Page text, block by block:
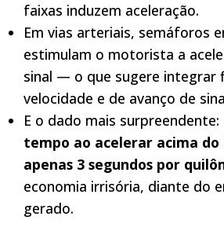
faixas induzem aceleração.
Em vias arteriais, semáforos
estimulam o motorista a
sinal — o que sugere integrar
velocidade e de avanço de
E o dado mais surpreendente:
tempo ao acelerar acima
apenas 3 segundos por
economia irrisória, diante do
gerado.